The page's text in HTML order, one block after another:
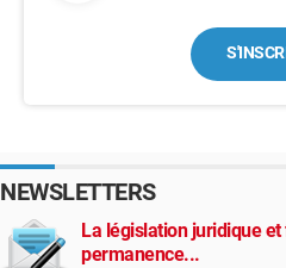
NEWSLETTERS
La législation juridique
permanence...